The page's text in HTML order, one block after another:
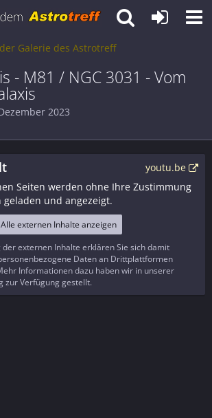
Galerie des Astrotreff
- M81 / NGC 3031 - Vom
2023
youtu.be
Seiten werden ohne Ihre Zustimmung
und angezeigt.
Alle externen Inhalte anzeigen
externen Inhalte erklären Sie sich damit
Daten an Drittplattformen
Informationen dazu haben wir in unserer
zur Verfügung gestellt.